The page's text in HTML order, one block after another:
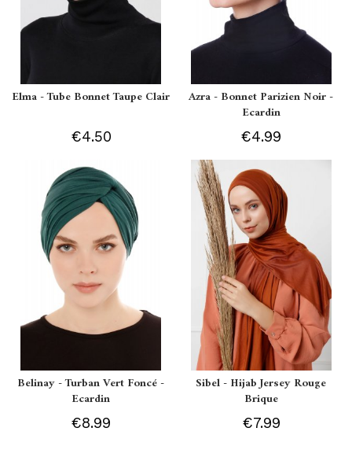
Elma - Tube Bonnet Taupe Clair
€4.50
Azra - Bonnet Parizien Noir -
Ecardin
€4.99
Belinay - Turban Vert Foncé -
Ecardin
€8.99
Sibel - Hijab Jersey Rouge
Brique
€7.99